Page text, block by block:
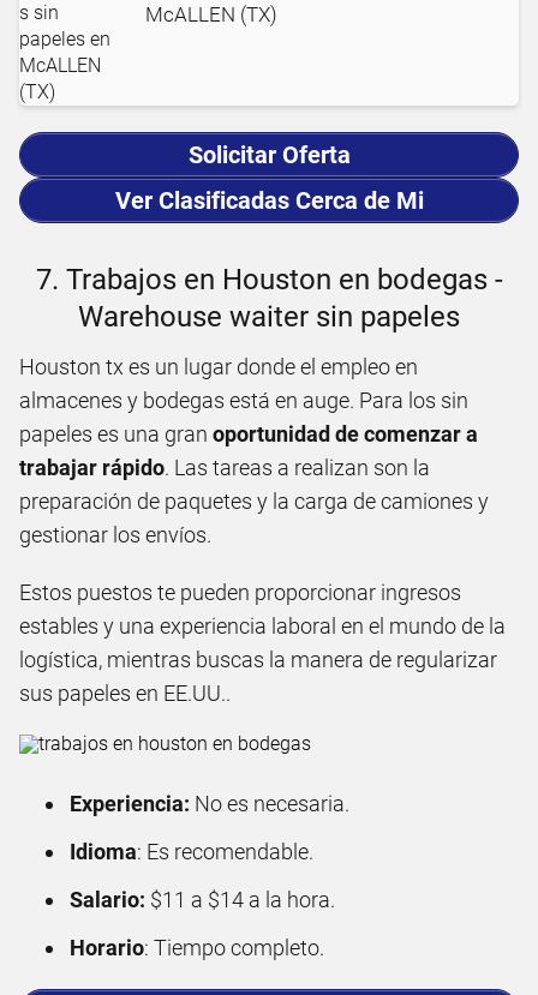
McALLEN (TX)
Solicitar Oferta
Ver Clasificadas Cerca de Mi
7. Trabajos en Houston en bodegas -
Warehouse waiter sin papeles
Houston tx es un lugar donde el empleo en
almacenes y bodegas está en auge. Para los sin
papeles es una gran oportunidad de comenzar a
trabajar rápido. Las tareas a realizan son la
preparación de paquetes y la carga de camiones y
gestionar los envíos.
Estos puestos te pueden proporcionar ingresos
estables y una experiencia laboral en el mundo de la
logística, mientras buscas la manera de regularizar
sus papeles en EE.UU..
Experiencia: No es necesaria.
Idioma: Es recomendable.
Salario: $11 a $14 a la hora.
Horario: Tiempo completo.